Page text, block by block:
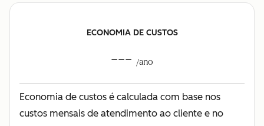
ECONOMIA DE CUSTOS
--- /ano
Economia de custos é calculada com base nos
custos mensais de atendimento ao cliente e no